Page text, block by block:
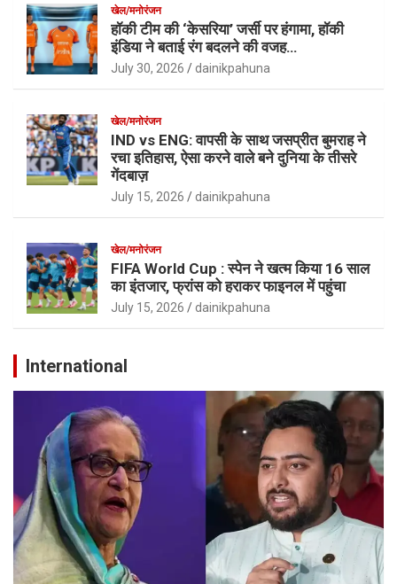
खेल/मनोरंजन
हॉकी टीम की ‘केसरिया’ जर्सी पर हंगामा, हॉकी
इंडिया ने बताई रंग बदलने की वजह…
July 30, 2026 dainikpahuna
खेल/मनोरंजन
IND vs ENG: वापसी के साथ जसप्रीत बुमराह ने
रचा इतिहास, ऐसा करने वाले बने दुनिया के तीसरे
गेंदबाज़
July 15, 2026 dainikpahuna
खेल/मनोरंजन
FIFA World Cup : स्पेन ने खत्म किया 16 साल
का इंतजार, फ्रांस को हराकर फाइनल में पहुंचा
July 15, 2026 dainikpahuna
International